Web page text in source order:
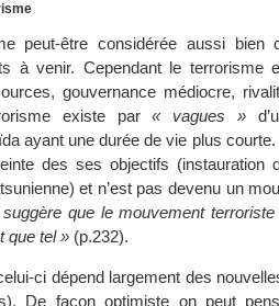
peut-être considérée aussi bien
à venir. Cependant le terrorisme
gouvernance médiocre,
existe par« vagues »
ayant une durée de vie plus
des ses objectifs (instauration
et n’est pas devenu un
suggère que le mouvement
que tel » (p.232).
ci dépend largement des
De façon optimiste on peut